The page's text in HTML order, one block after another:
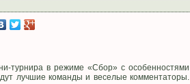
турнира в режиме «Сбор» с особенностями
лучшие команды и веселые комментаторы.